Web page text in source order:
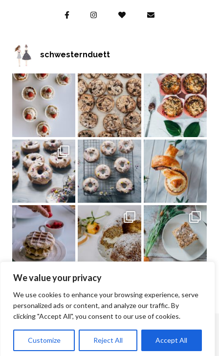
We value your privacy
We use cookies to enhance your browsing experience, serve
personalized ads or content, and analyze our traffic. By
clicking "Accept All", you consent to our use of cookies.
Customize Reject All Accept All
schwesternduett
© Jana & Lisa Cramer | 2026 |Impressum